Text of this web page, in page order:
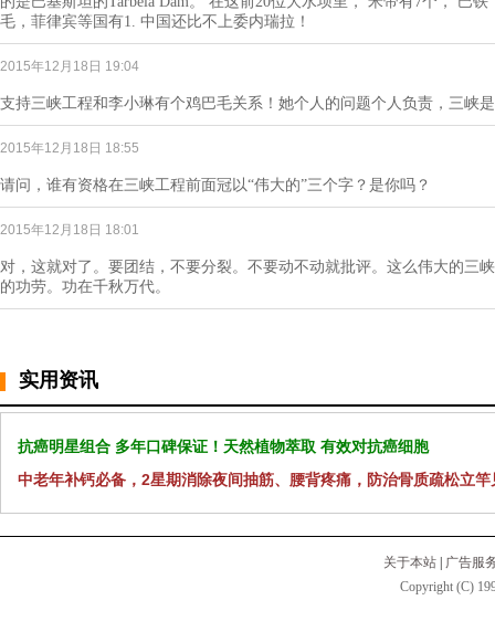
毛，菲律宾等国有1. 中国还比不上委内瑞拉！
2015年12月18日 19:04
支持三峡工程和李小琳有个鸡巴毛关系！她个人的问题个人负责，三峡
2015年12月18日 18:55
请问，谁有资格在三峡工程前面冠以“伟大的”三个字？是你吗？
2015年12月18日 18:01
对，这就对了。要团结，不要分裂。不要动不动就批评。这么伟大的三
的功劳。功在千秋万代。
实用资讯
抗癌明星组合 多年口碑保证！天然植物萃取 有效对抗癌细胞
中老年补钙必备，2星期消除夜间抽筋、腰背疼痛，防治骨质疏松立竿
关于本站
广告服
Copyright (C)